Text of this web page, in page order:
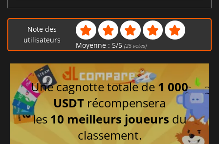
Note des
utilisateurs
Moyenne : 5/5 (25votes)
Une cagnotte totale de 1 000
USDT récompensera
les 10 meilleurs joueurs du
classement.